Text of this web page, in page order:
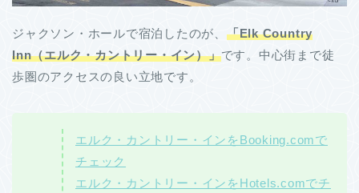
ジャクソン・ホールで宿泊したのが、 「Elk Country
Inn（エルク・カントリー・イン）」です。中心街まで徒
歩圏のアクセスの良い立地です。
エルク・カントリー・インをBooking.comで
チェック
エルク・カントリー・インをHotels.comでチ